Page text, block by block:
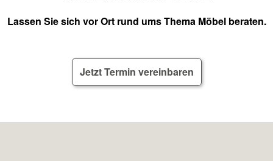
Lassen Sie sich vor Ort rund ums Thema Möbel beraten.
Jetzt Termin vereinbaren